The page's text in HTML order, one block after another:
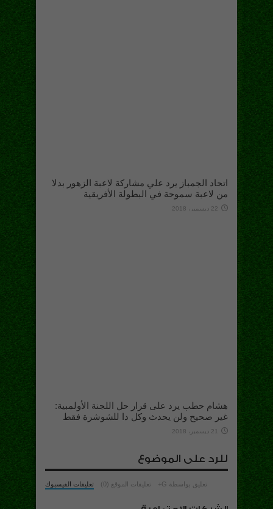
اتحاد الجمباز يرد علي مشاركة لاعبة الزهور بدلا
من لاعبة سموحة في البطولة الأفريقية
22 ديسمبر، 2018
هشام حطب يرد على قرار حل اللجنة الأولمبية:
غير صحيح ولن يحدث وكل دا للشوشرة فقط
21 ديسمبر، 2018
للرد على الموضوع
تعليقات الفيسبوك تعليقات الموقع (0) تعليق بواسطة G+